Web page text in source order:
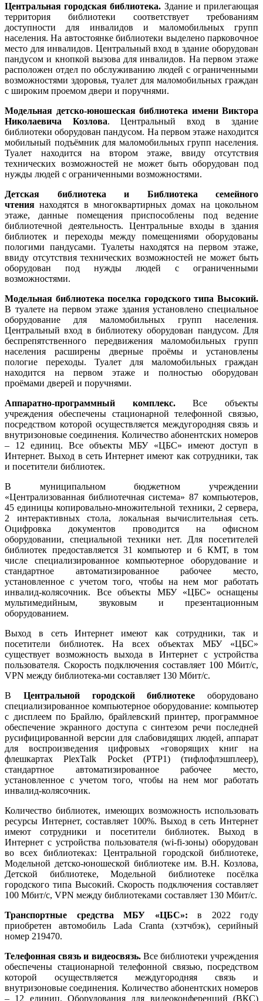
Центральная городская библиотека. Здание и прилегающая
территория библиотеки соответствует требованиям
доступности для инвалидов и маломобильных групп
населения. На автостоянке библиотеки выделено парковочное
место для инвалидов. Центральный вход в здание оборудован
пандусом и кнопкой вызова для инвалидов. На первом этаже
расположен отдел по обслуживанию людей с ограниченными
возможностями здоровья, туалет для маломобильных граждан
с широким проемом двери и поручнями.
Модельная детско-юношеская библиотека имени Виктора
Николаевича Козлова. Центральный вход в здание
библиотеки оборудован пандусом. На первом этаже находится
мобильный подъёмник для маломобильных групп населения.
Туалет находится на втором этаже, ввиду отсутствия
технических возможностей не может быть оборудован под
нужды людей с ограниченными возможностями.
Детская библиотека и Библиотека семейного
чтениянаходятся в многоквартирных домах на цокольном
этаже, данные помещения приспособлены под ведение
библиотечной деятельность. Центральные входы в здания
библиотек и переходы между помещениями оборудованы
пологими пандусами. Туалеты находятся на первом этаже,
ввиду отсутствия технических возможностей не может быть
оборудован под нужды людей с ограниченными
возможностями.
Модельная библиотека поселка городского типа Высокий.
В туалете на первом этаже здания установлено специальное
оборудование для маломобильных групп населения.
Центральный вход в библиотеку оборудован пандусом. Для
беспрепятственного передвижения маломобильных групп
населения расширены дверные проёмы и установлены
пологие переходы. Туалет для маломобильных граждан
находится на первом этаже и полностью оборудован
проёмами дверей и поручнями.
Аппаратно-программный комплекс.Все объекты
учреждения обеспечены стационарной телефонной связью,
посредством которой осуществляется междугородняя связь и
внутризоновые соединения. Количество абонентских номеров
– 12 единиц. Все объекты МБУ «ЦБС» имеют доступ в
Интернет. Выход в сеть Интернет имеют как сотрудники, так
и посетители библиотек.
В муниципальном бюджетном учреждении
«Централизованная библиотечная система» 87 компьютеров,
45 единицы копировально-множительной техники, 2 сервера,
2 интерактивных стола, локальная вычислительная сеть.
Оцифровка документов проводится на офисном
оборудовании, специальной техники нет. Для посетителей
библиотек предоставляется 31 компьютер и 6 КМТ, в том
числе специализированное компьютерное оборудование и
стандартное автоматизированное рабочее место,
установленное с учетом того, чтобы на нем мог работать
инвалид-колясочник. Все объекты МБУ «ЦБС» оснащены
мультимедийным, звуковым и презентационным
оборудованием.
Выход в сеть Интернет имеют как сотрудники, так и
посетители библиотек. На всех объектах МБУ «ЦБС»
существует возможность выхода в Интернет с устройства
пользователя. Скорость подключения составляет 100 Мбит/с,
VPN между библиотека-ми составляет 130 Мбит/с.
В Центральной городской библиотеке оборудовано
специализированное компьютерное оборудование: компьютер
с дисплеем по Брайлю, брайлевский принтер, программное
обеспечение экранного доступа с синтезом речи последней
русифицированной версии для слабовидящих людей, аппарат
для воспроизведения цифровых «говорящих книг на
флешкартах PlexTalk Pocket (PTP1) (тифлофлэшплеер),
стандартное автоматизированное рабочее место,
установленное с учетом того, чтобы на нем мог работать
инвалид-колясочник.
Количество библиотек, имеющих возможность использовать
ресурсы Интернет, составляет 100%. Выход в сеть Интернет
имеют сотрудники и посетители библиотек. Выход в
Интернет с устройства пользователя (wi-fi-зоны) оборудован
во всех библиотеках: Центральной городской библиотеке,
Модельной детско-юношеской библиотеке им. В.Н. Козлова,
Детской библиотеке, Модельной библиотеке посёлка
городского типа Высокий. Скорость подключения составляет
100 Мбит/с, VPN между библиотеками составляет 130 Мбит/с.
Транспортные средства МБУ «ЦБС»: в 2022 году
приобретен автомобиль Lada Cranta (хэтчбэк), серийный
номер 219470.
Телефонная связь и видеосвязь. Все библиотеки учреждения
обеспечены стационарной телефонной связью, посредством
которой осуществляется междугородняя связь и
внутризоновые соединения. Количество абонентских номеров
– 12 единиц. Оборудования для видеоконференций (ВКС)